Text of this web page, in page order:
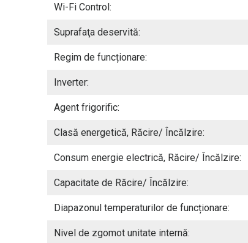
Wi-Fi Control:
Suprafaţa deservită:
Regim de funcționare:
Inverter:
Agent frigorific:
Clasă energetică, Răcire/ Încălzire:
Consum energie electrică, Răcire/ Încălzire:
Capacitate de Răcire/ Încălzire:
Diapazonul temperaturilor de funcționare:
Nivel de zgomot unitate internă: